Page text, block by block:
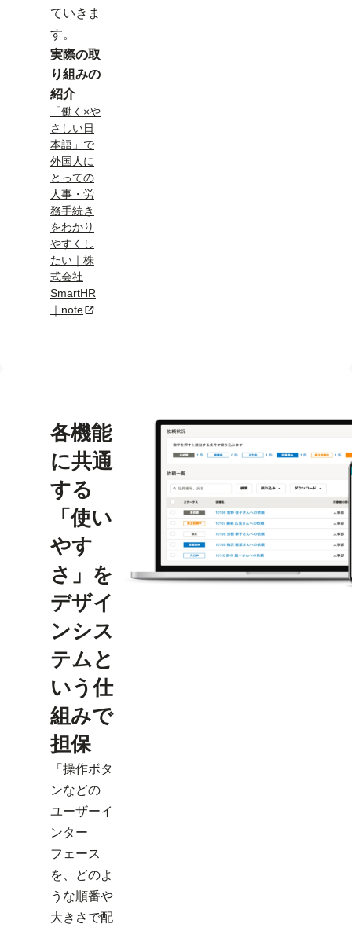
ていきま
す。
実際の取
り組みの
紹介
「働く×や
さしい日
本語」で
外国人に
とっての
人事・労
務手続き
をわかり
やすくし
たい｜株
式会社
SmartHR
｜note新規タブまたはウィンドウで開く
各機能
に共通
する
「使い
やす
さ」を
デザイ
ンシス
テムと
いう仕
組みで
担保
「操作ボタ
ンなどの
ユーザーイ
ンター
フェース
を、どのよ
うな順番や
大きさで配